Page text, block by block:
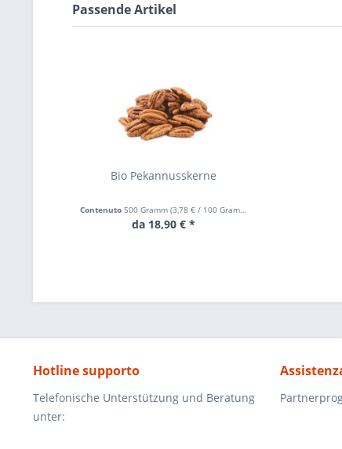
Passende Artikel
Bio Pekannusskerne
Contenuto 500 Gramm (3,78 € / 100 Gramm)
da 18,90 € *
Hotline supporto
Telefonische Unterstützung und Beratung
unter: